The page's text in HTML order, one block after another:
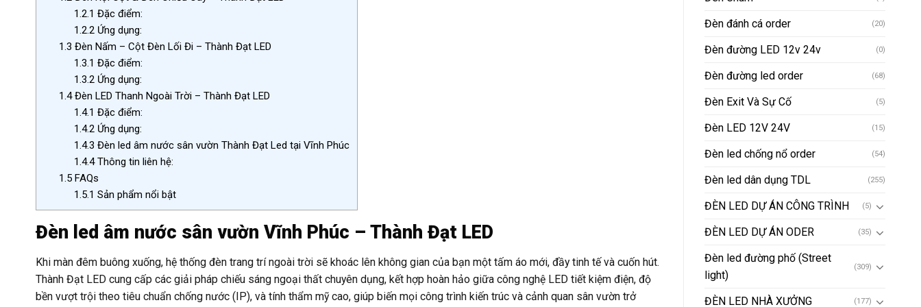
1.2.1 Đặc điểm:
1.2.2 Ứng dụng:
1.3 Đèn Nấm – Cột Đèn Lối Đi – Thành Đạt LED
1.3.1 Đặc điểm:
1.3.2 Ứng dụng:
1.4Đèn LED Thanh Ngoài Trời – Thành Đạt LED
1.4.1 Đặc điểm:
1.4.2 Ứng dụng:
1.4.3 Đèn led âm nước sân vườn Thành Đạt Led tại Vĩnh Phúc
1.4.4Thông tin liên hệ:
1.5FAQs
1.5.1 Sản phẩm nổi bật
Đèn led âm nước sân vườn Vĩnh Phúc – Thành Đạt LED
Khi màn đêm buông xuống, hệ thống đèn trang trí ngoài trời sẽ khoác lên không gian của bạn một tấm áo mới, đầy tinh tế và cuốn hút.
Thành Đạt LED cung cấp các giải pháp chiếu sáng ngoại thất chuyên dụng, kết hợp hoàn hảo giữa công nghệ LED tiết kiệm điện, độ
bền vượt trội theo tiêu chuẩn chống nước (IP), và tính thẩm mỹ cao, giúp biến mọi công trình kiến trúc và cảnh quan sân vườn trở
Đèn đánh cá order (20)
Đèn đường LED 12v 24v (0)
Đèn đường led order (68)
Đèn Exit Và Sự Cố (5)
Đèn LED 12V 24V (15)
Đèn led chống nổ order (54)
Đèn led dân dụng TDL (255)
ĐÈN LED DỰ ÁN CÔNG TRÌNH (5)
ĐÈN LED DỰ ÁN ODER (35)
Đèn led đường phố (Street
light)
(309)
ĐÈN LED NHÀ XƯỞNG (177)